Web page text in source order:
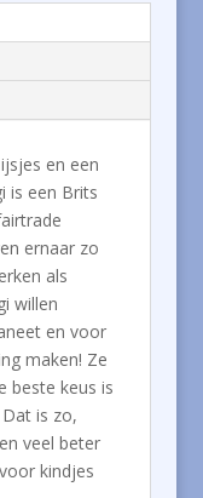
en een
is een Brits
ernaar zo
als
willen
en voor
maken! Ze
beste keus is
is zo,
veel beter
kindjes